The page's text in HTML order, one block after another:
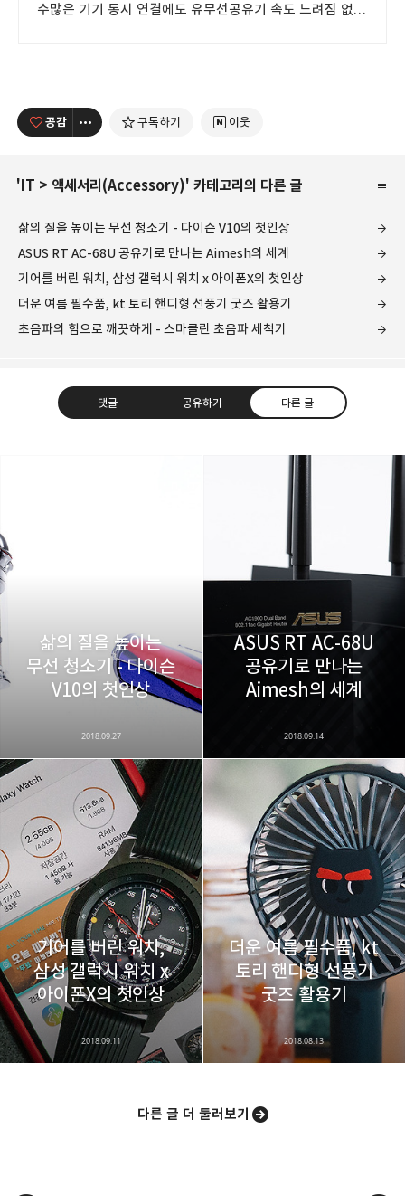
수많은 기기 동시 연결에도 유무선공유기 속도 느려짐 없이
공감 구독하기 이웃
' IT > 액세서리(Accessory)' 카테고리의 다른 글
삶의 질을 높이는 무선 청소기 - 다이슨 V10의 첫인상
ASUS RT AC-68U 공유기로 만나는 Aimesh의 세계
기어를 버린 워치, 삼성 갤럭시 워치 x 아이폰X의 첫인상
더운 여름 필수품, kt 토리 핸디형 선풍기 굿즈 활용기
초음파의 힘으로 깨끗하게 - 스마클린 초음파 세척기
댓글 공유하기 다른 글
라인 트위터
카카오스토리 밴드 네이버 블로그
삶의 질을 높이는
무선 청소기 - 다이슨
V10의 첫인상
2018.09.27
ASUS RT AC-68U
공유기로 만나는
Aimesh의 세계
2018.09.14
기어를 버린 워치,
삼성 갤럭시 워치 x
아이폰X의 첫인상
2018.09.11
더운 여름 필수품, kt
토리 핸디형 선풍기
굿즈 활용기
2018.08.13
다른 글 더 둘러보기